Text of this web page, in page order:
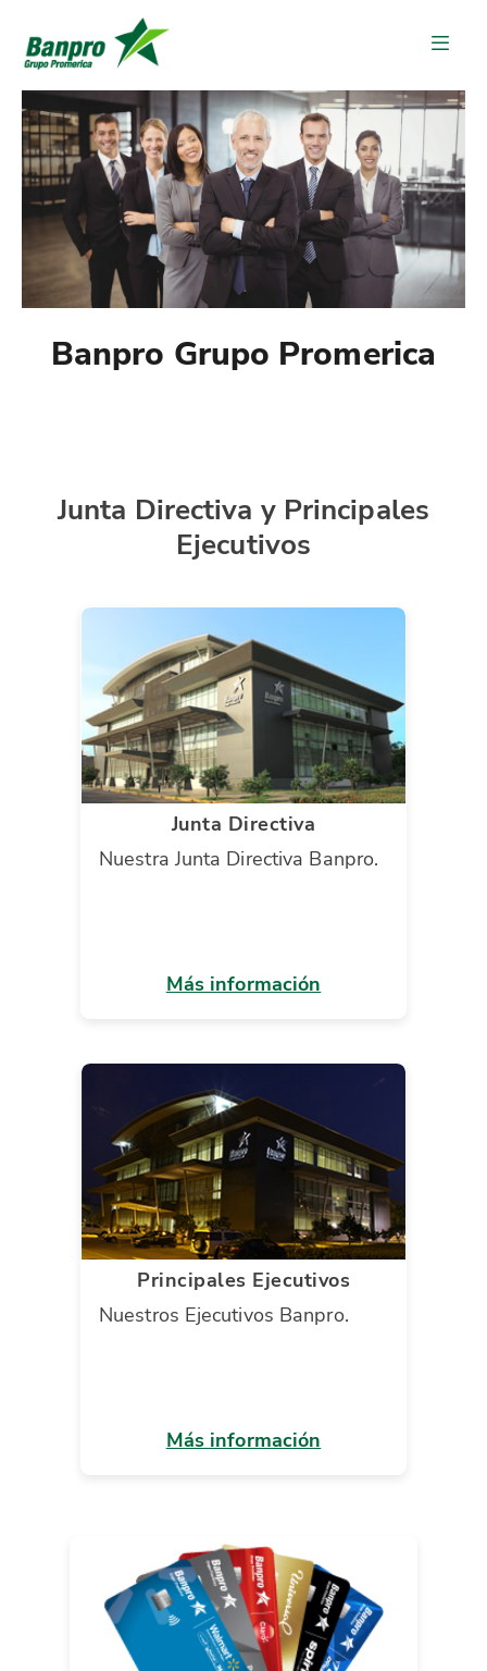
Banpro Grupo Promerica
Junta Directiva y Principales
Ejecutivos
Junta Directiva
Nuestra Junta Directiva Banpro.
Más información
Principales Ejecutivos
Nuestros Ejecutivos Banpro.
Más información